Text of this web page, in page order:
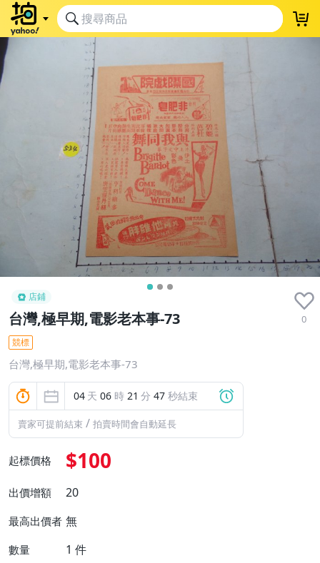
店鋪
台灣,極早期,電影老本事-73 0
競標
台灣,極早期,電影老本事-73
04 天 06 時 21 分 46 秒結束
賣家可提前結束 / 拍賣時間會自動延長
起標價格 $100
出價增額 20
最高出價者 無
數量 1 件